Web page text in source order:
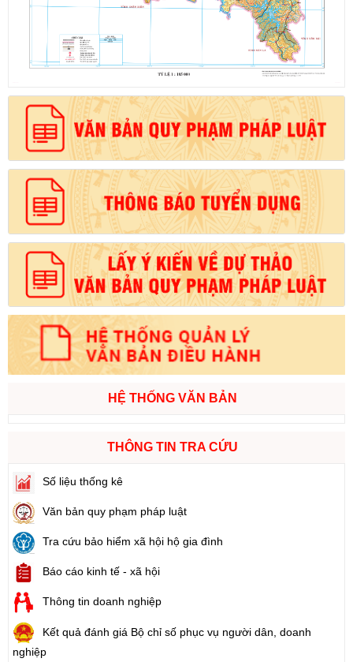
HỆ THỐNG VĂN BẢN
THÔNG TIN TRA CỨU
Số liệu thống kê
Văn bản quy phạm pháp luật
Tra cứu bảo hiểm xã hội hộ gia đình
Báo cáo kinh tế - xã hội
Thông tin doanh nghiệp
Kết quả đánh giá Bộ chỉ số phục vụ người dân, doanh
nghiệp